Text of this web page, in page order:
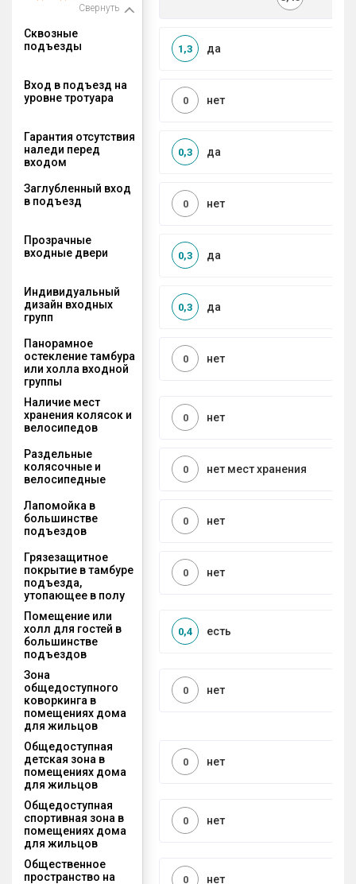
Свернуть
Сквозные
подъезды
да
1,3
Вход в подъезд на
уровне тротуара
нет
0
Гарантия отсутствия
наледи перед
входом
да
0,3
Заглубленный вход
в подъезд
нет
0
Прозрачные
входные двери
да
0,3
Индивидуальный
дизайн входных
групп
да
0,3
Панорамное
остекление тамбура
или холла входной
группы
нет
0
Наличие мест
хранения колясок и
велосипедов
нет
0
Раздельные
колясочные и
велосипедные
нет мест хранения
0
Лапомойка в
большинстве
подъездов
нет
0
Грязезащитное
покрытие в тамбуре
подъезда,
утопающее в полу
нет
0
Помещение или
холл для гостей в
большинстве
подъездов
есть
0,4
Зона
общедоступного
коворкинга в
помещениях дома
для жильцов
нет
0
Общедоступная
детская зона в
помещениях дома
для жильцов
нет
0
Общедоступная
спортивная зона в
помещениях дома
для жильцов
нет
0
Общественное
пространство на
нет
0